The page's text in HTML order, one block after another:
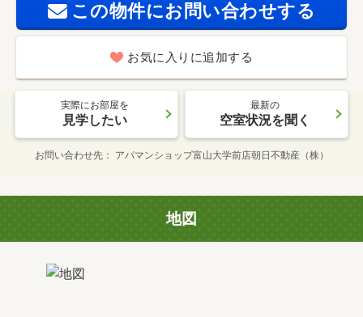
この物件にお問い合わせする
お気に入りに追加する
実際にお部屋を
見学したい
最新の
空室状況を聞く
お問い合わせ先 アパマンショップ富山大学前店朝日不動産（株）
地図